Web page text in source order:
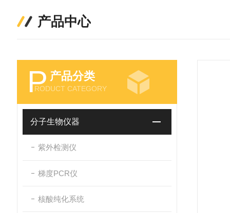
产品中心
P 产品分类
RODUCT CATEGORY
分子生物仪器
紫外检测仪
梯度PCR仪
核酸纯化系统